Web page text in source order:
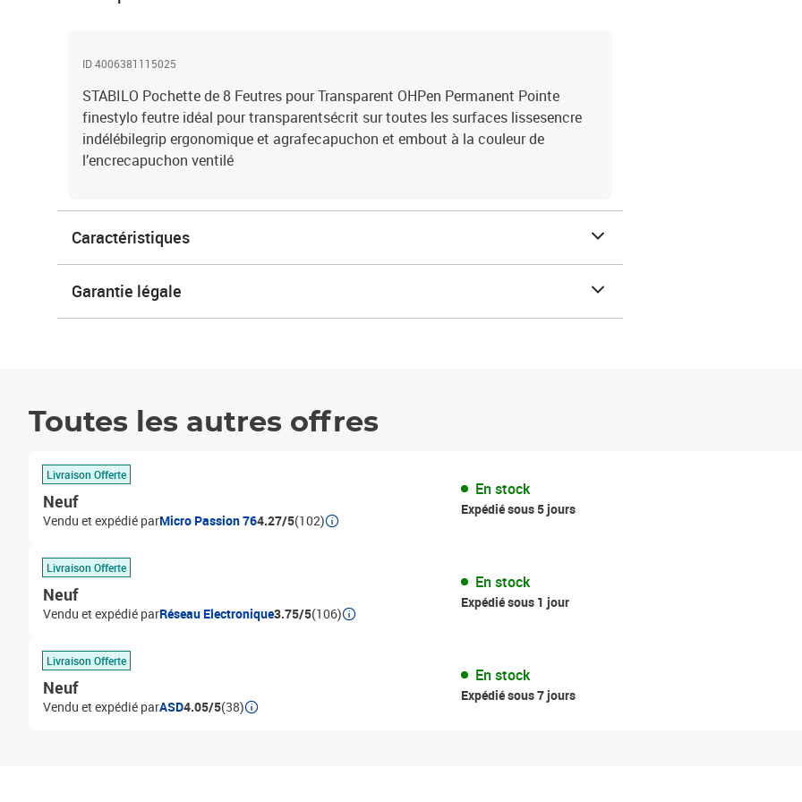
ID 4006381115025
STABILO Pochette de 8 Feutres pour Transparent OHPen Permanent Pointe
finestylo feutre idéal pour transparentsécrit sur toutes les surfaces lissesencre
indélébilegrip ergonomique et agrafecapuchon et embout à la couleur de
l’encrecapuchon ventilé
Caractéristiques
Garantie légale
Toutes les autres offres
Livraison Offerte
Neuf
Vendu et expédié parMicro Passion 764.27/5(102)
En stock
Expédié sous 5 jours
Livraison Offerte
Neuf
Vendu et expédié parRéseau Electronique3.75/5(106)
En stock
Expédié sous 1 jour
Livraison Offerte
Neuf
Vendu et expédié parASD4.05/5(38)
En stock
Expédié sous 7 jours